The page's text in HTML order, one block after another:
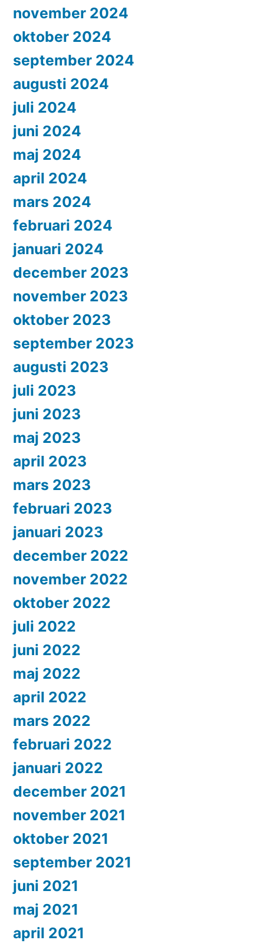
november 2024
oktober 2024
september 2024
augusti 2024
juli 2024
juni 2024
maj 2024
april 2024
mars 2024
februari 2024
januari 2024
december 2023
november 2023
oktober 2023
september 2023
augusti 2023
juli 2023
juni 2023
maj 2023
april 2023
mars 2023
februari 2023
januari 2023
december 2022
november 2022
oktober 2022
juli 2022
juni 2022
maj 2022
april 2022
mars 2022
februari 2022
januari 2022
december 2021
november 2021
oktober 2021
september 2021
juni 2021
maj 2021
april 2021